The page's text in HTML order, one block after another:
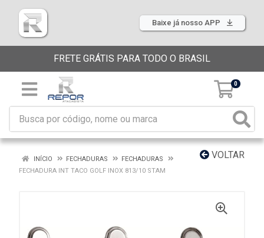
Baixe já nosso APP
FRETE GRÁTIS PARA TODO O BRASIL
0
VOLTAR
INÍCIO FECHADURAS
FECHADURAS
FECHADURA INT TACO GOLF INOX 813/10 STAM